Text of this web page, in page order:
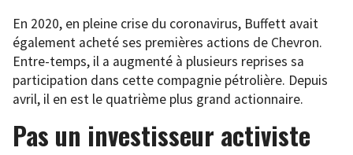
En 2020, en pleine crise du coronavirus, Buffett avait
également acheté ses premières actions de Chevron.
Entre-temps, il a augmenté à plusieurs reprises sa
participation dans cette compagnie pétrolière. Depuis
avril, il en est le quatrième plus grand actionnaire.
Pas un investisseur activiste